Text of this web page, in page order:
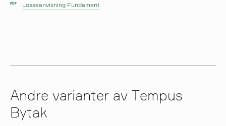
PDF Losseanvisning Fundament
Andre varianter av Tempus
Bytak